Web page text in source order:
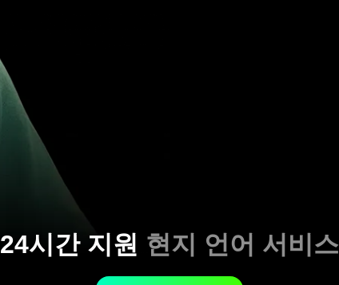
24시간 지원 현지 언어 서비스